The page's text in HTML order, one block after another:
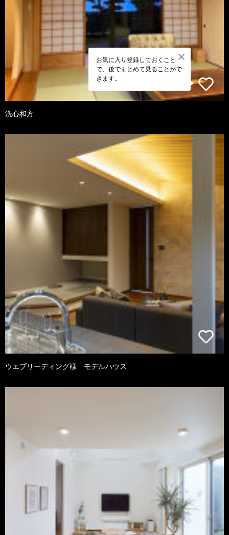
お気に入り登録しておくこと
で、後でまとめて見ることがで
きます。
洗心和方
ウエブリーディング様 モデルハウス